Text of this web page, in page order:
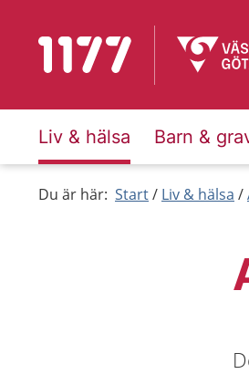
Till startsidan för 1177
Liv & hälsa Barn &
Du är här: Start Liv & hälsa